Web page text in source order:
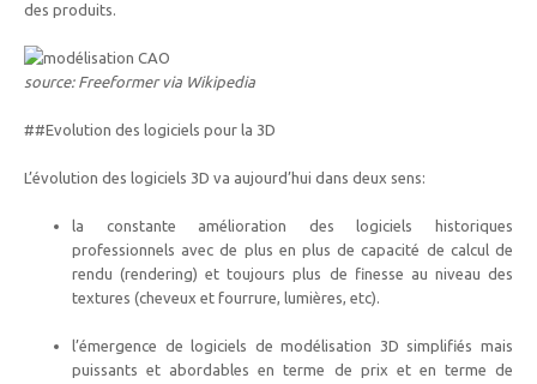
des produits.
source: Freeformer via Wikipedia
##Evolution des logiciels pour la 3D
L’évolution des logiciels 3D va aujourd’hui dans deux sens:
la constante amélioration des logiciels historiques
professionnels avec de plus en plus de capacité de calcul de
rendu (rendering) et toujours plus de finesse au niveau des
textures (cheveux et fourrure, lumières, etc).
l’émergence de logiciels de modélisation 3D simplifiés mais
puissants et abordables en terme de prix et en terme de